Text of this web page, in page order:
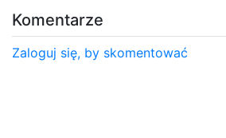
Komentarze
Zaloguj się, by skomentować